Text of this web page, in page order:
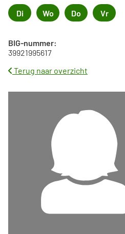
Dinsdag
Di Woensdag
Wo Donderdag
Do Vrijdag
Vr
BIG-nummer:
39921995617
Terug naar overzicht